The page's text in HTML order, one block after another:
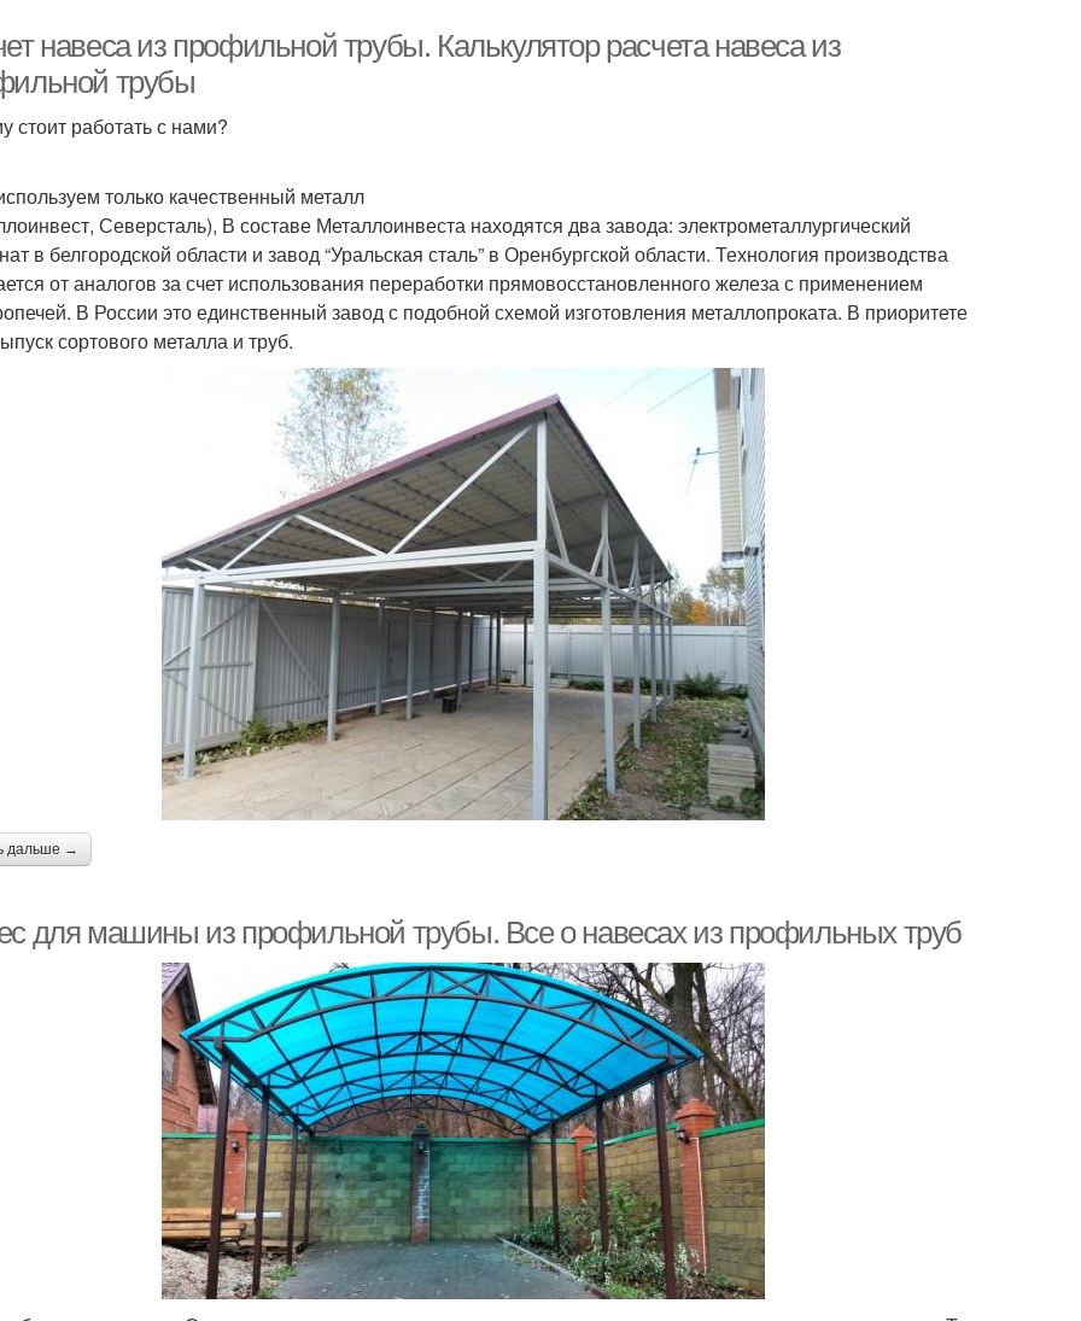
навеса из профильной трубы. Калькулятор расчета навеса из
трубы
стоит работать с нами?
только качественный металл
Северсталь), В составе Металлоинвеста находятся два завода: электрометаллургический
в белгородской области и завод “Уральская сталь” в Оренбургской области. Технология производства
от аналогов за счет использования переработки прямовосстановленного железа с применением
В России это единственный завод с подобной схемой изготовления металлопроката. В приоритете
сортового металла и труб.
дальше →
для машины из профильной трубы. Все о навесах из профильных труб